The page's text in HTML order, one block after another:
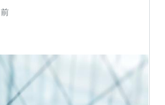
ってしまったではないです
則が現実社会では役に立た